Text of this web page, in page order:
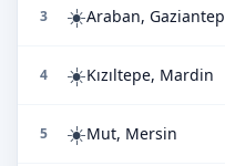
3 ☀️Araban, Gaziantep
4 ☀️Kızıltepe, Mardin
5 ☀️Mut, Mersin